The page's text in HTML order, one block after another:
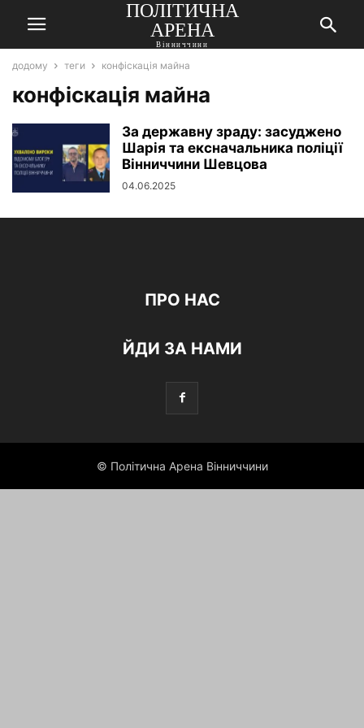
ПОЛІТИЧНА
АРЕНА
Вінниччини
додому теги конфіскація майна
конфіскація майна
За державну зраду: засуджено
Шарія та ексначальника поліції
Вінниччини Шевцова
04.06.2025
ПРО НАС
ЙДИ ЗА НАМИ
© Політична Арена Вінниччини